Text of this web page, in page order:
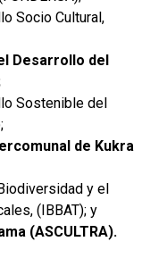
Socio Cultural,
Desarrollo del
Sostenible del
de Kukra
y el
(IBBAT); y
(ASCULTRA).